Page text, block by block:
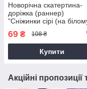
Новорічна скатертина-
доріжка (раннер)
"Сніжинки сірі (на
69 ₴ 108 ₴
Купити
Акційні